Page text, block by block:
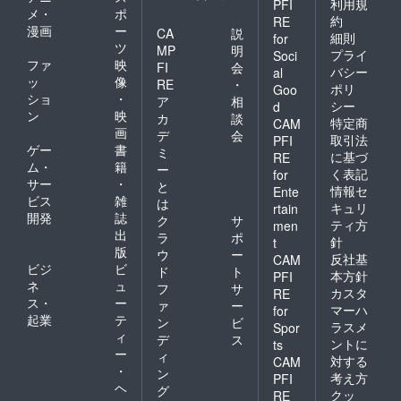
メ・
漫画
ポ
ー
ツ
ファ
ッ
ショ
ン
映
像
・
映
画
ゲー
ム・
サー
ビス
開発
書
籍
・
雑
誌
出
版
ビジ
ネ
ス・
起業
ビ
ュ
ー
テ
ィ
ー
・
ヘ
CA
MP
FI
RE
ア
カ
デ
ミ
ー
と
は
説
明
会
・
相
談
会
ク
ラ
ウ
ド
フ
ァ
ン
デ
ィ
ン
グ
サ
ポ
ー
ト
サ
ー
ビ
ス
PFI
RE
for
Soci
al
Goo
d
CAM
PFI
RE
for
Ente
rtain
men
t
CAM
PFI
RE
for
Spor
ts
CAM
PFI
RE
約
細則
プライ
バシー
ポリ
シー
特定商
取引法
に基づ
く表記
情報セ
キュリ
ティ方
針
反社基
本方針
カスタ
マーハ
ラスメ
ントに
対する
考え方
クッ